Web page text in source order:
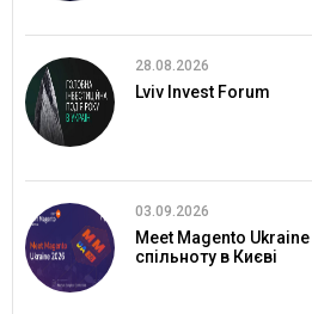
28.08.2026
Lviv Invest Forum
03.09.2026
Meet Magento
спільноту в Києві